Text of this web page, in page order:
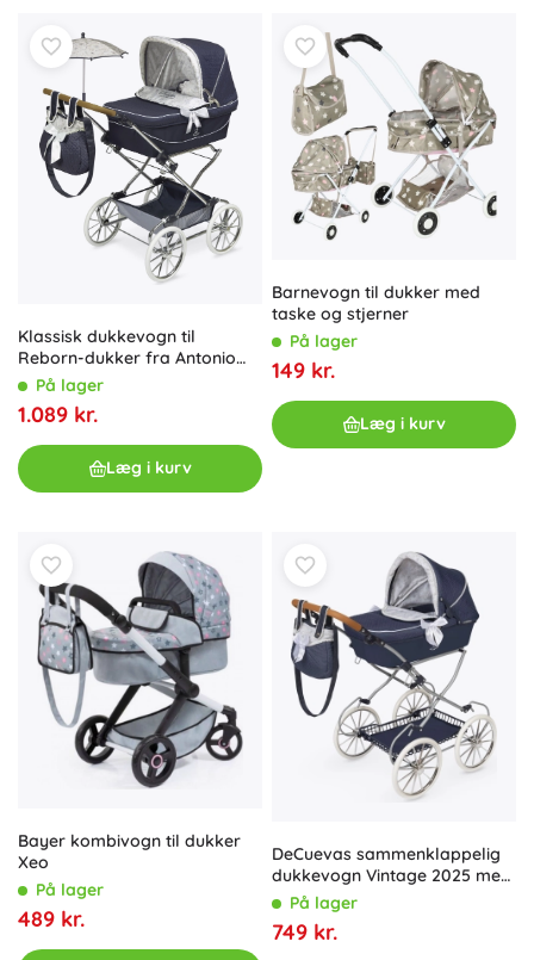
Klassisk dukkevogn til
Reborn-dukker fra Antonio
JuanPå lager
1.089 kr.
Læg i kurv
Barnevogn til dukker med
taske og stjerner
På lager
149 kr.
Læg i kurv
Bayer kombivogn til dukker
Xeo
På lager
489 kr.
DeCuevas sammenklappelig
dukkevogn Vintage 2025 med
taske, håndtagshøjde 81 cm
På lager
749 kr.